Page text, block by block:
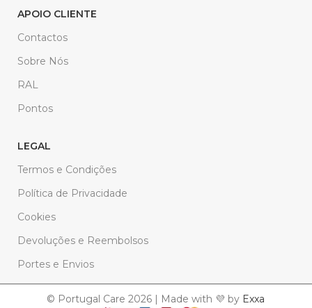
APOIO CLIENTE
Contactos
Sobre Nós
RAL
Pontos
LEGAL
Termos e Condições
Política de Privacidade
Cookies
Devoluções e Reembolsos
Portes e Envios
© Portugal Care 2026 | Made with 💜 by Exxa